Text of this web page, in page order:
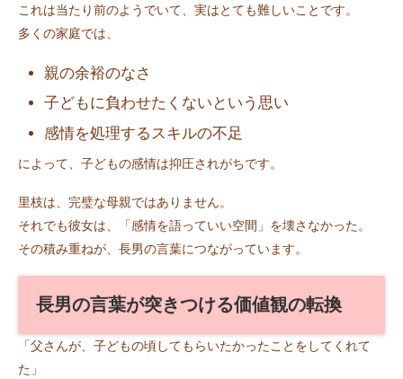
これは当たり前のようでいて、実はとても難しいことです。
多くの家庭では、
親の余裕のなさ
子どもに負わせたくないという思い
感情を処理するスキルの不足
によって、子どもの感情は抑圧されがちです。
里枝は、完璧な母親ではありません。
それでも彼女は、「感情を語っていい空間」を壊さなかった。
その積み重ねが、長男の言葉につながっています。
長男の言葉が突きつける価値観の転換
「父さんが、子どもの頃してもらいたかったことをしてくれて
た」